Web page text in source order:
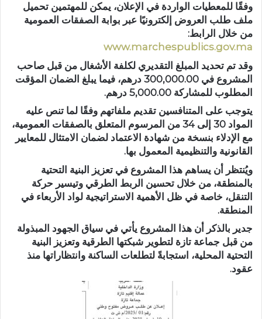
وفقًا للمعطيات الواردة في الإعلان، يمكن للمهتمين تحميل
ملف طلب العروض إلكترونيًا عبر بوابة الصفقات العمومية
من خلال الرابط:
www.marchespublics.gov.ma
وقد تم تحديد المبلغ التقديري لكلفة الأشغال من قبل صاحب
المشروع في 300,000.00 درهم
، فيما يبلغ الضمان المؤقت
المطلوب للمشاركة 5,000.00 درهم
.
يتوجب على المتنافسين تقديم ملفاتهم وفقًا لما تنص عليه
المواد 30 إلى 34 من المرسوم المتعلق بالصفقات العمومية،
مع الإدلاء بنسخة من شهادة الاعتماد لضمان الامتثال للمعايير
القانونية والتنظيمية المعمول بها.
ويُنتظر أن يساهم هذا المشروع في تعزيز البنية التحتية
بالمنطقة، من خلال تحسين الربط الطرقي وتيسير حركة
التنقل، خاصة في ظل الأهمية الاستراتيجية لواد الأربعاء في
المنطقة.
جدير بالذكر أن هذا المشروع يأتي في سياق الجهود المبذولة
من قبل جماعة تازة لتطوير شبكتها الطرقية وتعزيز البنية
التحتية المحلية، استجابةً لتطلعات الساكنة وانتظاراتها منذ
عقود.